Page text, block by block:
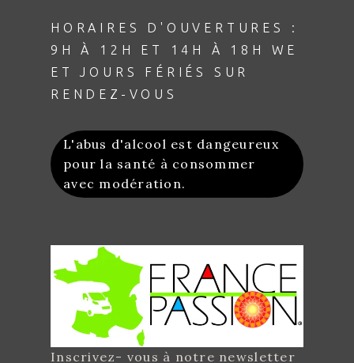
HORAIRES D'OUVERTURES :
9H À 12H ET 14H À 18H WE
ET JOURS FÉRIÉS SUR
RENDEZ-VOUS
L'abus d'alcool est dangeureux
pour la santé à consommer
avec modération.
Inscrivez- vous à notre newsletter